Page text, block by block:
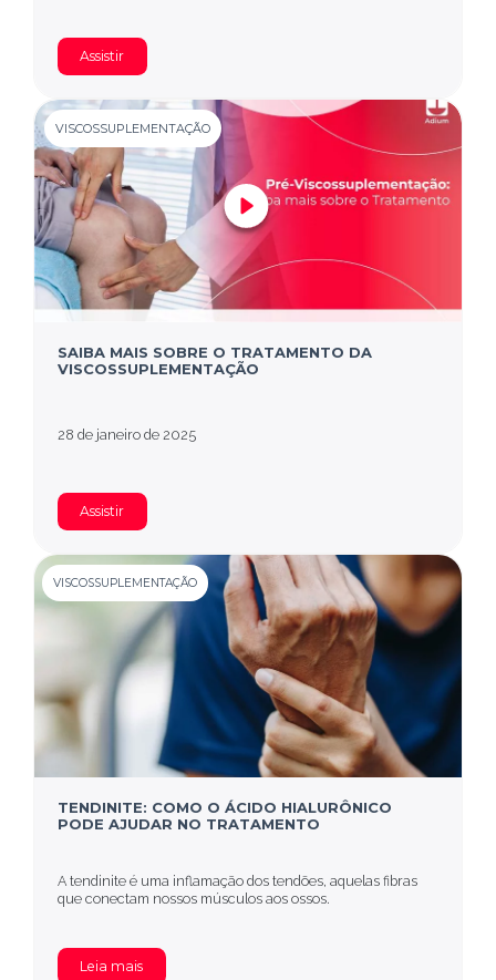
Assistir
VISCOSSUPLEMENTAÇÃO
SAIBA MAIS SOBRE O TRATAMENTO DA
VISCOSSUPLEMENTAÇÃO
28 de janeiro de 2025
Assistir
VISCOSSUPLEMENTAÇÃO
TENDINITE: COMO O ÁCIDO HIALURÔNICO
PODE AJUDAR NO TRATAMENTO
A tendinite é uma inflamação dos tendões, aquelas fibras
que conectam nossos músculos aos ossos.
Leia mais